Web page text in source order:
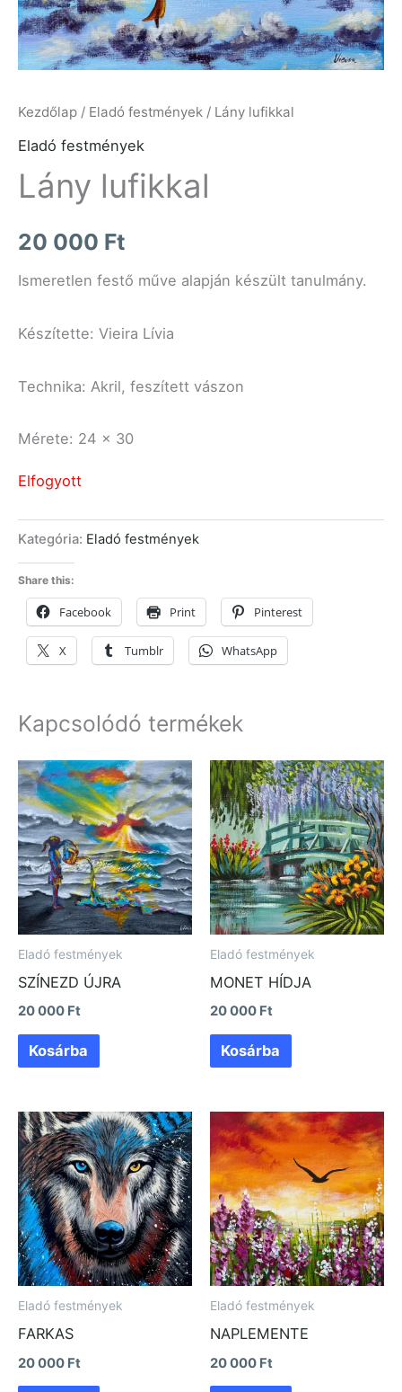
Kezdőlap / Eladó festmények / Lány lufikkal
Eladó festmények
Lány lufikkal
20 000 Ft
Ismeretlen festő műve alapján készült tanulmány.
Készítette: Vieira Lívia
Technika: Akril, feszített vászon
Mérete: 24 x 30
Elfogyott
Kategória: Eladó festmények
Share this:
Facebook Print Pinterest
X Tumblr WhatsApp
Kapcsolódó termékek
Eladó festmények
SZÍNEZD ÚJRA
20 000 Ft
Kosárba
Eladó festmények
MONET HÍDJA
20 000 Ft
Kosárba
Eladó festmények
FARKAS
20 000 Ft
Eladó festmények
NAPLEMENTE
20 000 Ft